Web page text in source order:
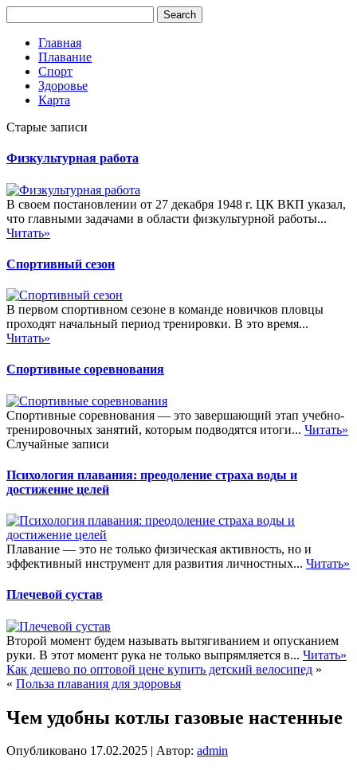
Главная
Плавание
Спорт
Здоровье
Карта
Старые записи
Физкультурная работа
В своем постановлении от 27 декабря 1948 г. ЦК ВКП указал,
что главными задачами в области физкультурной работы...
Читать»
Спортивный сезон
В первом спортивном сезоне в команде новичков пловцы
проходят начальный период тренировки. В это время...
Читать»
Спортивные соревнования
Спортивные соревнования — это завершающий этап учебно-
тренировочных занятий, которым подводятся итоги... Читать»
Случайные записи
Психология плавания: преодоление страха воды и
достижение целей
Плавание — это не только физическая активность, но и
эффективный инструмент для развития личностных... Читать»
Плечевой сустав
Второй момент будем называть вытягиванием и опусканием
руки. В этот момент рука не только выпрямляется в... Читать»
Как дешево по оптовой цене купить детский велосипед »
« Польза плавания для здоровья
Чем удобны котлы газовые настенные
Опубликовано 17.02.2025 Автор: admin